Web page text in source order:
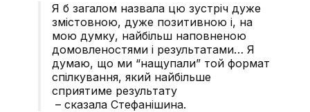
Я б загалом назвала цю зустріч дуже
змістовною, дуже позитивною і, на
мою думку, найбільш наповненою
домовленостями і результатами… Я
думаю, що ми “нащупали” той формат
спілкування, який найбільше
сприятиме результату
– сказала Стефанішина.